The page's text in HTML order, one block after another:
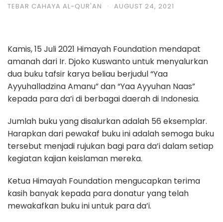
TEBAR CAHAYA AL-QUR'AN · AUGUST 24, 2021
Kamis, 15 Juli 2021 Himayah Foundation mendapat
amanah dari Ir. Djoko Kuswanto untuk menyalurkan
dua buku tafsir karya beliau berjudul “Yaa
Ayyuhalladzina Amanu” dan “Yaa Ayyuhan Naas”
kepada para da’i di berbagai daerah di Indonesia.
Jumlah buku yang disalurkan adalah 56 eksemplar.
Harapkan dari pewakaf buku ini adalah semoga buku
tersebut menjadi rujukan bagi para da’i dalam setiap
kegiatan kajian keislaman mereka.
Ketua Himayah Foundation mengucapkan terima
kasih banyak kepada para donatur yang telah
mewakafkan buku ini untuk para da’i.